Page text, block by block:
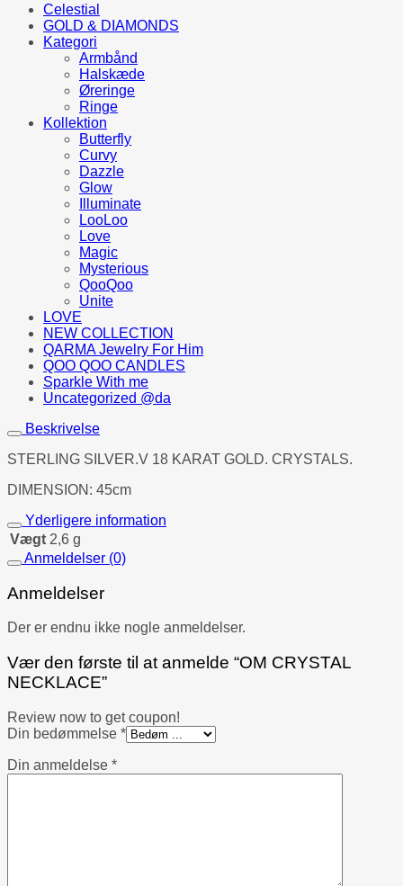
Celestial
GOLD & DIAMONDS
Kategori
Armbånd
Halskæde
Øreringe
Ringe
Kollektion
Butterfly
Curvy
Dazzle
Glow
Illuminate
LooLoo
Love
Magic
Mysterious
QooQoo
Unite
LOVE
NEW COLLECTION
QARMA Jewelry For Him
QOO QOO CANDLES
Sparkle With me
Uncategorized @da
Beskrivelse
STERLING SILVER.V 18 KARAT GOLD. CRYSTALS.
DIMENSION: 45cm
Yderligere information
Vægt 2,6 g
Anmeldelser (0)
Anmeldelser
Der er endnu ikke nogle anmeldelser.
Vær den første til at anmelde “OM CRYSTAL
NECKLACE”
Review now to get coupon!
Din bedømmelse *
Din anmeldelse *